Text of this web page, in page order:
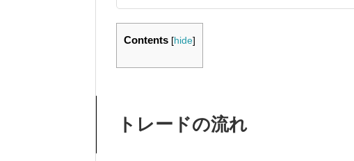
Contents [hide]
トレードの流れ